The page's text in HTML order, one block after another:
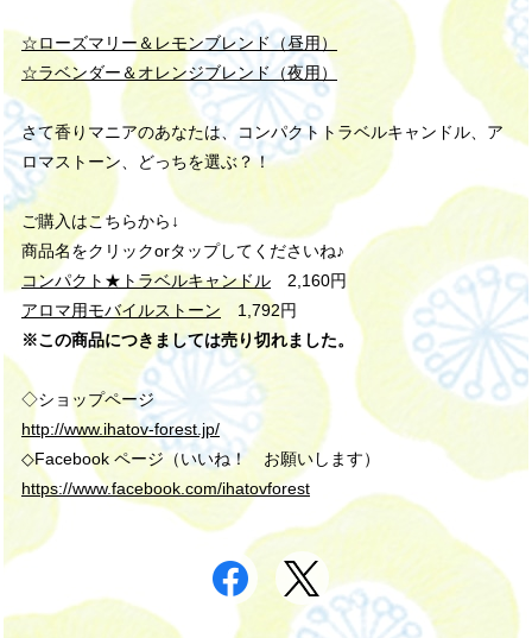
☆ローズマリー＆レモンブレンド（昼用）
☆ラベンダー＆オレンジブレンド（夜用）
さて香りマニアのあなたは、 コンパクトトラベルキャンドル 、ア
ロマストーン、どっちを選ぶ？！
ご購入はこちらから↓
商品名をクリックorタップしてくださいね♪
コンパクト★トラベルキャンドル 2,160円
アロマ用モバイルストーン 1,792円
※この商品につきましては売り切れました。
◇ショップページ
http://www.ihatov-forest.jp/
◇Facebook ページ （いいね！ お願いします）
https://www.facebook.com/ihatovforest